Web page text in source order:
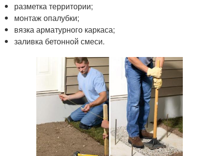
разметка территории;
монтаж опалубки;
вязка арматурного каркаса;
заливка бетонной смеси.